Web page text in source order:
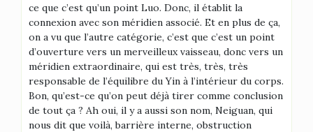
ce que c’est qu’un point Luo. Donc, il établit la
connexion avec son méridien associé. Et en plus de ça,
on a vu que l’autre catégorie, c’est que c’est un point
d’ouverture vers un merveilleux vaisseau, donc vers un
méridien extraordinaire, qui est très, très, très
responsable de l’équilibre du Yin à l’intérieur du corps.
Bon, qu’est-ce qu’on peut déjà tirer comme conclusion
de tout ça ? Ah oui, il y a aussi son nom, Neiguan, qui
nous dit que voilà, barrière interne, obstruction